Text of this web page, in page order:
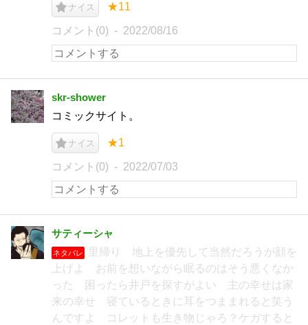
ナイス ★11
コメント(0) 2022/08/16
skr-shower
コミックサイト。
ナイス ★1
コメント(0) 2022/07/03
サティーシャ
ネタバレ
里帰り 地上を優先して当然だろうが顔を
上げよ お前を想いながら眠るのはそう悪くなか
った 困ったら井戸を探すがよい 主の幸せは家
来の幸せ 寝ているときに耳をつままれると笑う
んですよ コレットも生き物じゃろ？ケガすると